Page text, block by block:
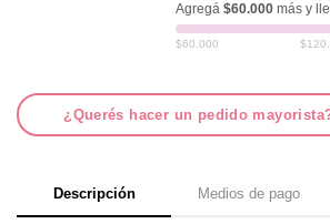
Agregá $60.000más y
$60.000
¿Querés hacer un pedido
Descripción Medios de pago